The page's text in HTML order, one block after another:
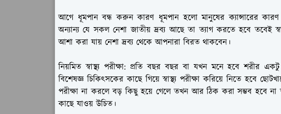
আগে ধূমপান বন্ধ করুন কারণ ধূমপান হলো মানুষের ক্যান্সারের
অন্যান্য যে সকল নেশা জাতীয় দ্রব্য আছে তা ত্যাগ করতে হবে তবেই
আশা করা যায় নেশা দ্রব্য থেকে আপনারা বিরত থাকবেন।
নিয়মিত স্বাস্থ্য পরীক্ষা: প্রতি বছর বছর বা যখন মনে হবে শরীর
বিশেষজ্ঞ চিকিৎসকের কাছে গিয়ে স্বাস্থ্য পরীক্ষা করিয়ে নিতে হবে
পরীক্ষা না করলে বড় কিছু হয়ে গেলে তখন আর ঠিক করা সম্ভব হবে না
কাছে যাওয় উচিত।